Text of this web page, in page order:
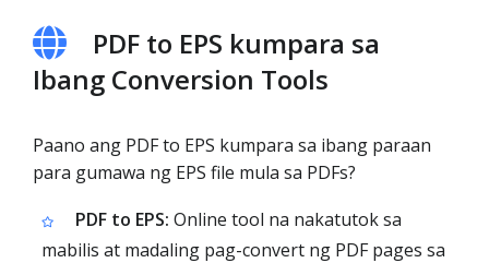
PDF to EPS kumpara sa
Ibang Conversion Tools
Paano ang PDF to EPS kumpara sa ibang paraan
para gumawa ng EPS file mula sa PDFs?
PDF to EPS: Online tool na nakatutok sa
mabilis at madaling pag-convert ng PDF pages sa